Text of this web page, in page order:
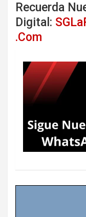
Recuerda
Digital:
.Com